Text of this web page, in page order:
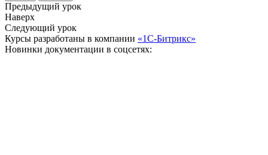
Предыдущий урок
Наверх
Следующий урок
Курсы разработаны в компании «1С-Битрикс»
Новинки документации в соцсетях: